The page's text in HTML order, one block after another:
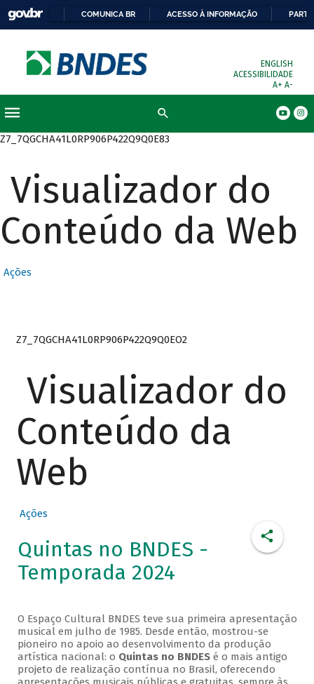
COMUNICA BR ACESSO À INFORMAÇÃO
ENGLISH
ACESSIBILIDADE
A+ A-
Z7_7QGCHA41L0RP906P422Q9Q0E83
Visualizador do
Conteúdo da Web
Ações
Z7_7QGCHA41L0RP906P422Q9Q0EO2
Visualizador do
Conteúdo da
Web
Ações
Quintas no BNDES -
Temporada 2024
O Espaço Cultural BNDES teve sua primeira apresentação
musical em julho de 1985. Desde então, mostrou-se
pioneiro no apoio ao desenvolvimento da produção
artística nacional: o Quintas no BNDESé o mais antigo
projeto de realização contínua no Brasil, oferecendo